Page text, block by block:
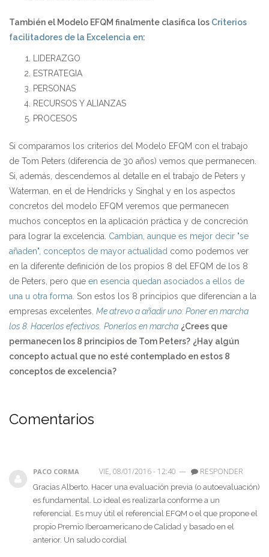
También el Modelo EFQM finalmente clasifica los Criterios
facilitadores de la Excelencia en:
LIDERAZGO
ESTRATEGIA
PERSONAS
RECURSOS Y ALIANZAS
PROCESOS
Si comparamos los criterios del Modelo EFQM con el trabajo
de Tom Peters (diferencia de 30 años) vemos que permanecen.
Si, además, descendemos al detalle en el trabajo de Peters y
Waterman, en el de Hendricks y Singhal y en los aspectos
concretos del modelo EFQM veremos que permanecen
muchos conceptos en la aplicación práctica y de concreción
para lograr la excelencia. Cambian, aunque es mejor decir "se
añaden", conceptos de mayor actualidad como podemos ver
en la diferente definición de los propios 8 del EFQM de los 8
de Peters, pero que en esencia quedan asociados a ellos de
una u otra forma. Son estos los 8 principios que diferencian a la
empresas excelentes. Me atrevo a añadir uno: Poner en marcha
los 8. Hacerlos efectivos. Ponerlos en marcha ¿Crees que
permanecen los 8 principios de Tom Peters? ¿Hay algún
concepto actual que no esté contemplado en estos 8
conceptos de excelencia?
Comentarios
PACO CORMA VIE, 08/01/2016 - 12:40 — RESPONDER
Gracias Alberto. Hacer una evaluación previa (o autoevaluación)
es fundamental. Lo ideal es realizarla conforme a un
referencial. Es muy útil el referencial EFQM o el que propone el
propio Premio Iberoamericano de Calidad y basado en el
anterior. Un saludo cordial